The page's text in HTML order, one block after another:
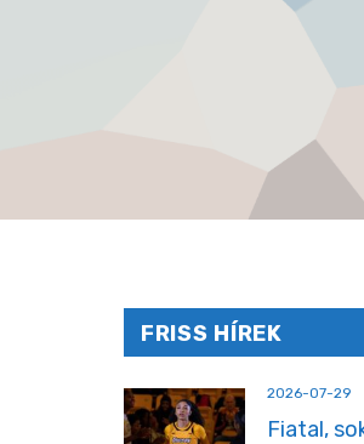
FRISS HÍREK
2026-07-29
Fiatal,